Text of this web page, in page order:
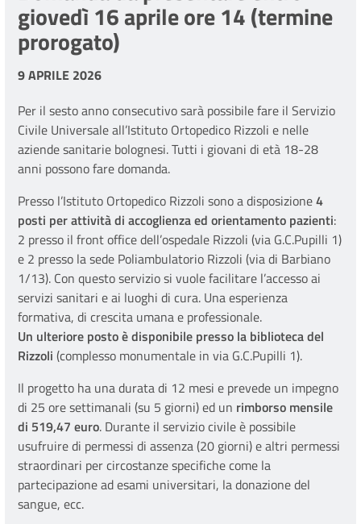
giovedì 16 aprile ore 14 (termine
prorogato)
9 APRILE 2026
Per il sesto anno consecutivo sarà possibile fare il Servizio
Civile Universale all’Istituto Ortopedico Rizzoli e nelle
aziende sanitarie bolognesi. Tutti i giovani di età 18-28
anni possono fare domanda.
Presso l’Istituto Ortopedico Rizzoli sono a disposizione4
posti per attività di accoglienza ed orientamento pazienti:
2 presso il front office dell’ospedale Rizzoli (via G.C.Pupilli 1)
e 2 presso la sede Poliambulatorio Rizzoli (via di Barbiano
1/13). Con questo servizio si vuole facilitare l’accesso ai
servizi sanitari e ai luoghi di cura. Una esperienza
formativa, di crescita umana e professionale.
Un ulteriore posto è disponibile presso la biblioteca del
Rizzoli (complesso monumentale in via G.C.Pupilli 1).
Il progetto ha una durata di 12 mesi e prevede un impegno
di 25 ore settimanali (su 5 giorni) ed un rimborso mensile
di 519,47 euro. Durante il servizio civile è possibile
usufruire di permessi di assenza (20 giorni) e altri permessi
straordinari per circostanze specifiche come la
partecipazione ad esami universitari, la donazione del
sangue, ecc.